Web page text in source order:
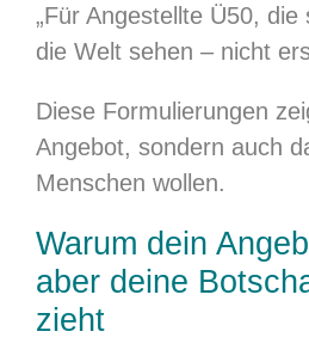
„Für Angestellte Ü50, die
die Welt sehen – nicht
Diese Formulierungen
Angebot, sondern auch
Menschen wollen.
Warum dein
aber deine
zieht